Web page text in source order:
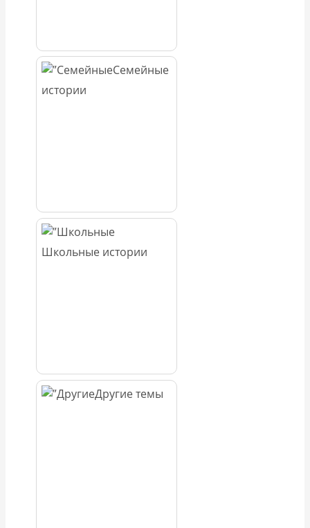
Семейные
истории
Школьные истории
Другие темы